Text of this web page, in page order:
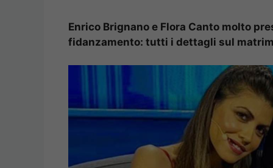
Enrico Brignano e Flora Canto molto
fidanzamento: tutti i dettagli sul